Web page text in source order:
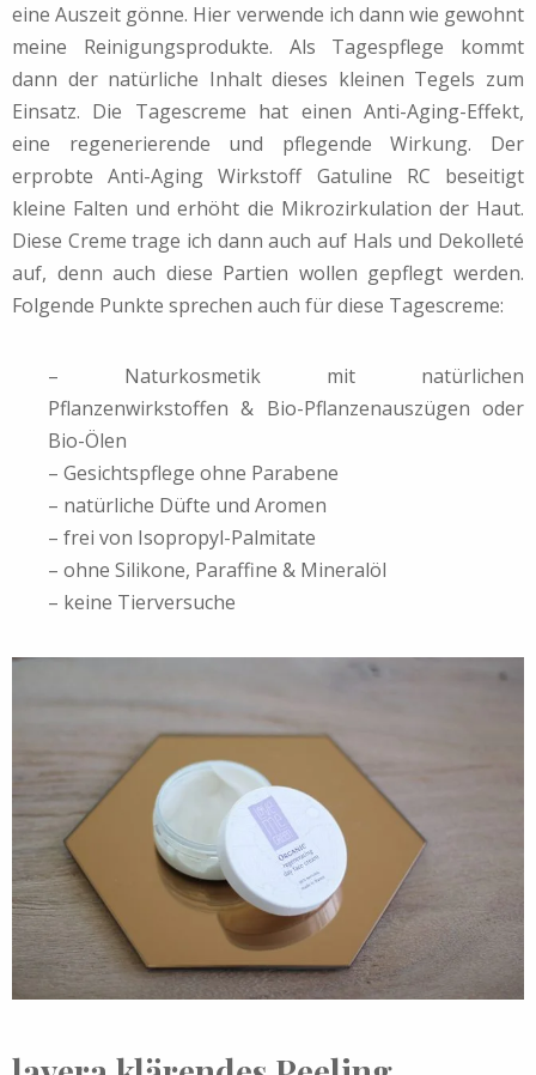
eine Auszeit gönne. Hier verwende ich dann wie gewohnt
meine Reinigungsprodukte. Als Tagespflege kommt
dann der natürliche Inhalt dieses kleinen Tegels zum
Einsatz. Die Tagescreme hat einen Anti-Aging-Effekt,
eine regenerierende und pflegende Wirkung. Der
erprobte Anti-Aging Wirkstoff Gatuline RC beseitigt
kleine Falten und erhöht die Mikrozirkulation der Haut.
Diese Creme trage ich dann auch auf Hals und Dekolleté
auf, denn auch diese Partien wollen gepflegt werden.
Folgende Punkte sprechen auch für diese Tagescreme:
– Naturkosmetik mit natürlichen
Pflanzenwirkstoffen & Bio-Pflanzenauszügen oder
Bio-Ölen
– Gesichtspflege ohne Parabene
– natürliche Düfte und Aromen
– frei von Isopropyl-Palmitate
– ohne Silikone, Paraffine & Mineralöl
– keine Tierversuche